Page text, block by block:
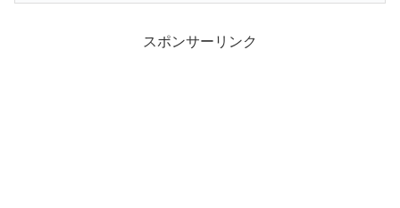
スポンサーリンク